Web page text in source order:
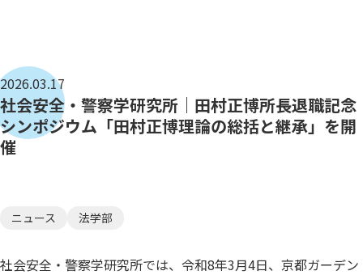
2026.03.17
社会安全・警察学研究所｜田村正博所長退職記念
シンポジウム「田村正博理論の総括と継承」を開
催
ニュース 法学部
社会安全・警察学研究所では、令和8年3月4日、京都ガーデン